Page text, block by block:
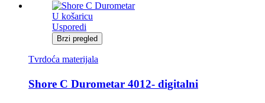
U košaricu
Usporedi
Brzi pregled
Tvrdoća materijala
Shore C Durometar 4012- digitalni